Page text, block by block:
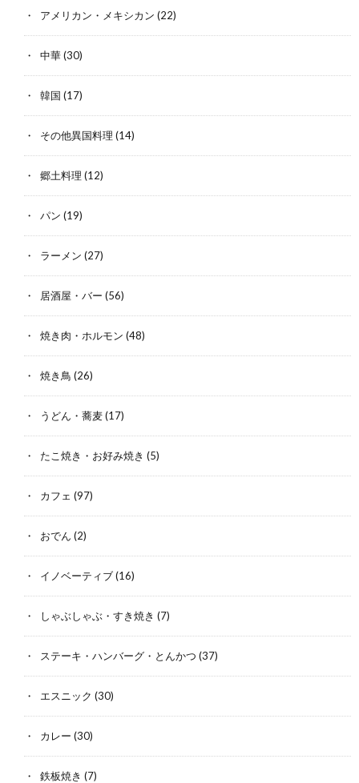
アメリカン・メキシカン (22)
中華(30)
韓国 (17)
その他異国料理 (14)
郷土料理 (12)
パン (19)
ラーメン (27)
居酒屋・バー (56)
焼き肉・ホルモン (48)
焼き鳥 (26)
うどん・蕎麦(17)
たこ焼き・お好み焼き (5)
カフェ (97)
おでん (2)
イノベーティブ(16)
しゃぶしゃぶ・すき焼き (7)
ステーキ・ハンバーグ・とんかつ (37)
エスニック (30)
カレー (30)
鉄板焼き (7)